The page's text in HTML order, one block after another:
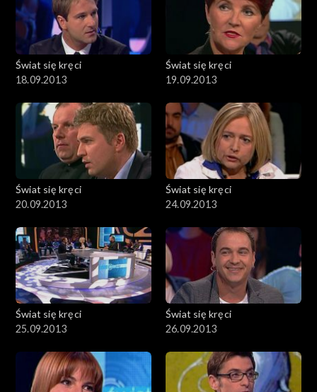
Świat się kręci
18.09.2013
Świat się kręci
19.09.2013
Świat się kręci
20.09.2013
Świat się kręci
24.09.2013
Świat się kręci
25.09.2013
Świat się kręci
26.09.2013